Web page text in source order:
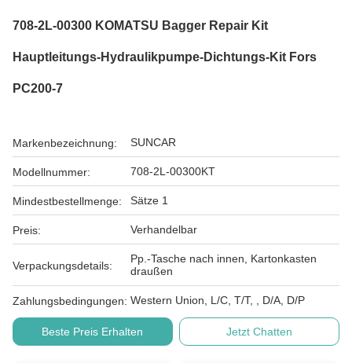
708-2L-00300 KOMATSU Bagger Repair Kit
Hauptleitungs-Hydraulikpumpe-Dichtungs-Kit Fors
PC200-7
Markenbezeichnung: SUNCAR
Modellnummer: 708-2L-00300KT
Mindestbestellmenge: Sätze 1
Preis: Verhandelbar
Verpackungsdetails:
Pp.-Tasche nach innen, Kartonkasten
draußen
Zahlungsbedingungen: Western Union, L/C, T/T, , D/A, D/P
Beste Preis Erhalten Jetzt Chatten